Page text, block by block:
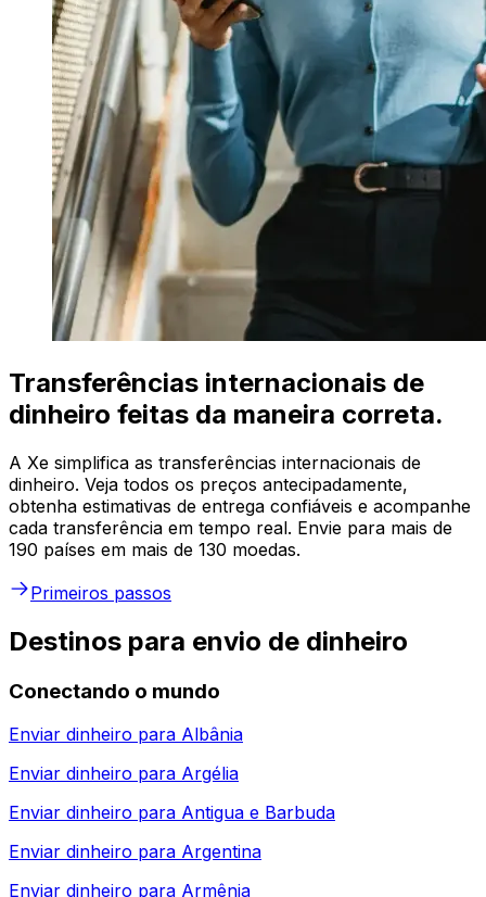
Transferências internacionais de
dinheiro feitas da maneira correta.
A Xe simplifica as transferências internacionais de
dinheiro. Veja todos os preços antecipadamente,
obtenha estimativas de entrega confiáveis e acompanhe
cada transferência em tempo real. Envie para mais de
190 países em mais de 130 moedas.
Primeiros passos
Destinos para envio de dinheiro
Conectando o mundo
Enviar dinheiro para Albânia
Enviar dinheiro para Argélia
Enviar dinheiro para Antigua e Barbuda
Enviar dinheiro para Argentina
Enviar dinheiro para Armênia